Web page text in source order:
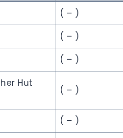
( – )
( – )
( – )
Hut
( – )
( – )